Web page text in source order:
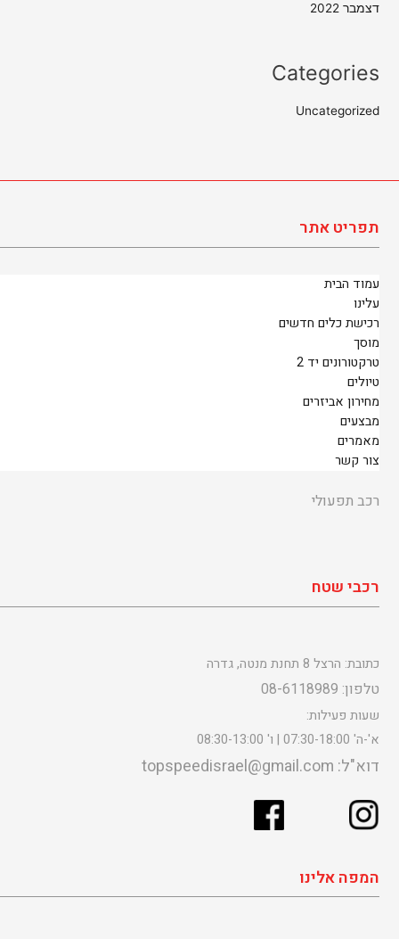
דצמבר 2022
Categories
Uncategorized
תפריט אתר
עמוד הבית
עלינו
רכישת כלים חדשים
מוסך
טרקטורונים יד 2
טיולים
מחירון אביזרים
מבצעים
מאמרים
צור קשר
רכב תפעולי
רכבי שטח
כתובת: הרצל 8 תחנת מנטה, גדרה
טלפון: 08-6118989
שעות פעילות:
א'-ה' 07:30-18:00 | ו' 08:30-13:00
דוא"ל: topspeedisrael@gmail.com
המפה אלינו